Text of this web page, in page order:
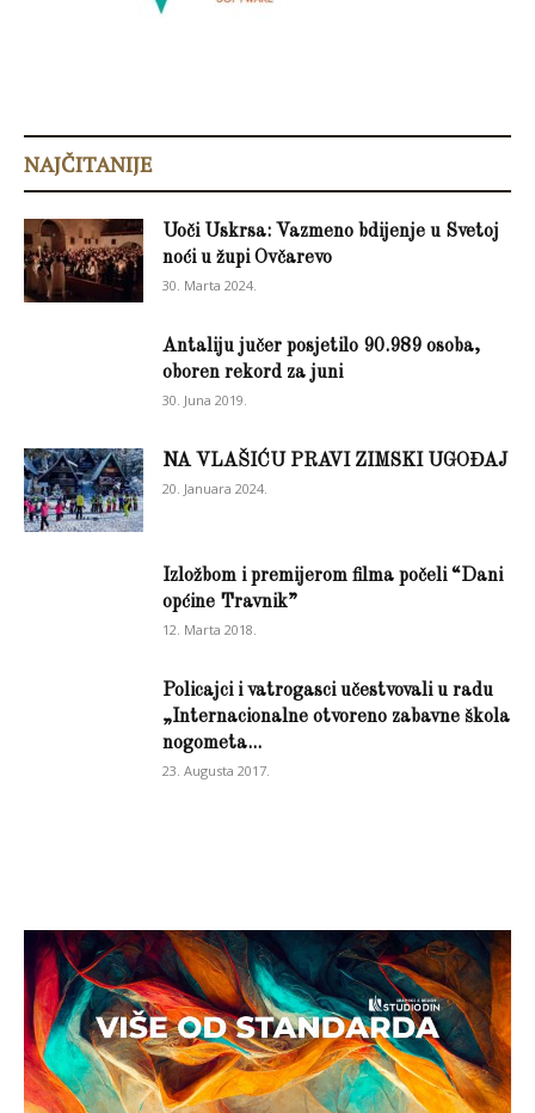
NAJČITANIJE
Uoči Uskrsa: Vazmeno bdijenje u Svetoj
noći u župi Ovčarevo
30. Marta 2024.
Antaliju jučer posjetilo 90.989 osoba,
oboren rekord za juni
30. Juna 2019.
NA VLAŠIĆU PRAVI ZIMSKI UGOĐAJ
20. Januara 2024.
Izložbom i premijerom filma počeli “Dani
općine Travnik”
12. Marta 2018.
Policajci i vatrogasci učestvovali u radu
„Internacionalne otvoreno zabavne škola
nogometa...
23. Augusta 2017.